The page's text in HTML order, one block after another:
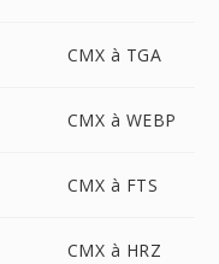
CMX à TGA
CMX à WEBP
CMX à FTS
CMX à HRZ